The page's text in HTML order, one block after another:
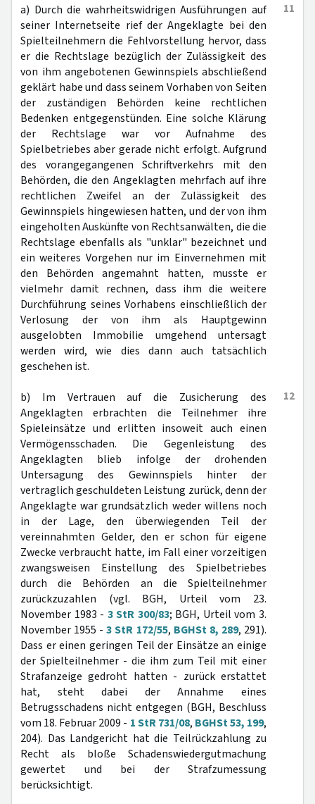
11
a) Durch die wahrheitswidrigen Ausführungen auf
seiner Internetseite rief der Angeklagte bei den
Spielteilnehmern die Fehlvorstellung hervor, dass
er die Rechtslage bezüglich der Zulässigkeit des
von ihm angebotenen Gewinnspiels abschließend
geklärt habe und dass seinem Vorhaben von Seiten
der zuständigen Behörden keine rechtlichen
Bedenken entgegenstünden. Eine solche Klärung
der Rechtslage war vor Aufnahme des
Spielbetriebes aber gerade nicht erfolgt. Aufgrund
des vorangegangenen Schriftverkehrs mit den
Behörden, die den Angeklagten mehrfach auf ihre
rechtlichen Zweifel an der Zulässigkeit des
Gewinnspiels hingewiesen hatten, und der von ihm
eingeholten Auskünfte von Rechtsanwälten, die die
Rechtslage ebenfalls als "unklar" bezeichnet und
ein weiteres Vorgehen nur im Einvernehmen mit
den Behörden angemahnt hatten, musste er
vielmehr damit rechnen, dass ihm die weitere
Durchführung seines Vorhabens einschließlich der
Verlosung der von ihm als Hauptgewinn
ausgelobten Immobilie umgehend untersagt
werden wird, wie dies dann auch tatsächlich
geschehen ist.
12
b) Im Vertrauen auf die Zusicherung des
Angeklagten erbrachten die Teilnehmer ihre
Spieleinsätze und erlitten insoweit auch einen
Vermögensschaden. Die Gegenleistung des
Angeklagten blieb infolge der drohenden
Untersagung des Gewinnspiels hinter der
vertraglich geschuldeten Leistung zurück, denn der
Angeklagte war grundsätzlich weder willens noch
in der Lage, den überwiegenden Teil der
vereinnahmten Gelder, den er schon für eigene
Zwecke verbraucht hatte, im Fall einer vorzeitigen
zwangsweisen Einstellung des Spielbetriebes
durch die Behörden an die Spielteilnehmer
zurückzuzahlen (vgl. BGH, Urteil vom 23.
November 1983 - 3 StR 300/83; BGH, Urteil vom 3.
November 1955 -3 StR 172/55, BGHSt 8, 289, 291).
Dass er einen geringen Teil der Einsätze an einige
der Spielteilnehmer - die ihm zum Teil mit einer
Strafanzeige gedroht hatten - zurück erstattet
hat, steht dabei der Annahme eines
Betrugsschadens nicht entgegen (BGH, Beschluss
vom 18. Februar 2009 - 1 StR 731/08, BGHSt 53, 199,
204). Das Landgericht hat die Teilrückzahlung zu
Recht als bloße Schadenswiedergutmachung
gewertet und bei der Strafzumessung
berücksichtigt.